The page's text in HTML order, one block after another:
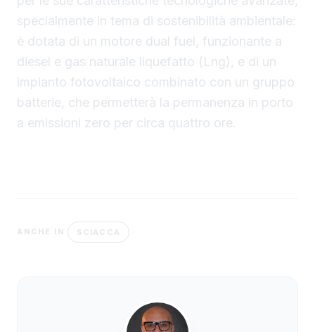
specialmente in tema di sostenibilità ambientale:
è dotata di un motore dual fuel, funzionante a
diesel e gas naturale liquefatto (Lng), e di un
impianto fotovoltaico combinato con un gruppo
batterie, che permetterà la permanenza in porto
a emissioni zero per circa quattro ore.
ANCHE IN SCIACCA